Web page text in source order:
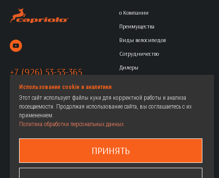
+7 (926) 53-53-365
Политика обработки
персональных данных
о Компании
Преимущества
Виды велосипедов
Сотрудничество
Дилеры
Горные
Детские
Женские велосипеды
Как выбрать
Где купить
Использование cookie и аналитики
Этот сайт использует файлы куки для корректной работы и анализа
посещаемости. Продолжая использование сайта, вы соглашаетесь с их
применением.
Политика обработки персональных данных
ПРИНЯТЬ